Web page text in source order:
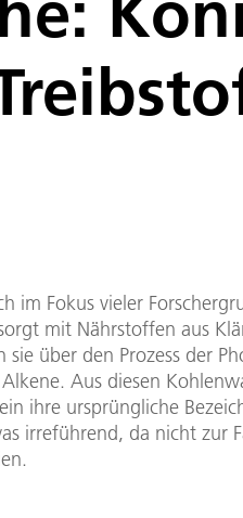
im Fokus vieler
mit Nährstoffen aus
über den Prozess der
Aus diesen
ihre ursprüngliche
irreführend, da nicht zur